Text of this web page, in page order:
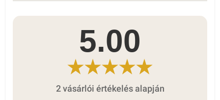
5.00
2 vásárlói értékelés alapján